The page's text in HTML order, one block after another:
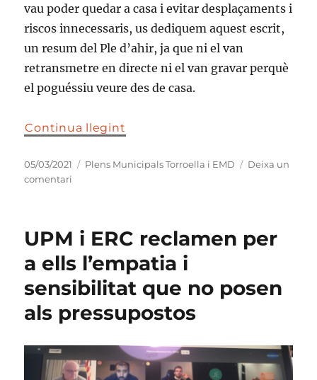
vau poder quedar a casa i evitar desplaçaments i
riscos innecessaris, us dediquem aquest escrit,
un resum del Ple d’ahir, ja que ni el van
retransmetre en directe ni el van gravar perquè
el poguéssiu veure des de casa.
Continua llegint
Publicat
el
05/03/2021 Categories
Plens Municipals Torroella i EMD
Deixa un
comentari
amb
defensa
aferrissada
de
l’Operació
UPM i ERC reclamen per
a ells l’empatia i
sensibilitat que no posen
als pressupostos